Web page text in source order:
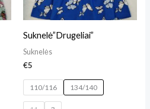
Suknelė”Drugeliai”
Suknelės
€5
110/116 134/140